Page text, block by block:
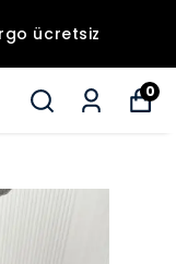
ücretsiz
0